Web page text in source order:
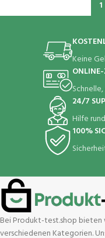
1
Keine
24/7
Hilfe
100%
Bei Produkt-test.shop bieten
verschiedenen Kategorien.